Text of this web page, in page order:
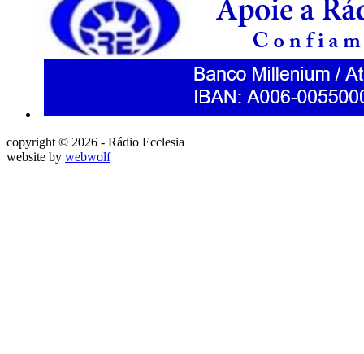
copyright © 2026 - Rádio Ecclesia
website by webwolf